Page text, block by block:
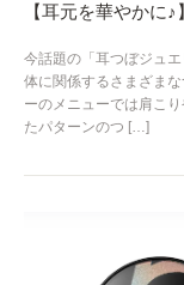
【耳元を華やかに
今話題の「耳つぼジュ
体に関係するさまざま
ーのメニューでは肩こ
たパターンのつ […]